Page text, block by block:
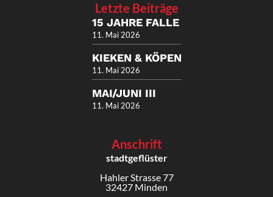
Letzte Beiträge
15 JAHRE FALLE
11. Mai 2026
KIEKEN & KÖPEN
11. Mai 2026
MAI/JUNI III
11. Mai 2026
Anschrift
stadtgeflüster
Hahler Strasse 77
32427 Minden